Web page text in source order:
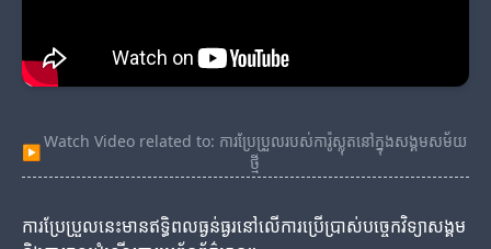
▶
Watch Video related to: ការប្រែប្រួលរបស់ការ៉ូស្លុតនៅក្នុងសង្គមសម័យ
ថ្មី
ការប្រែប្រួលនេះមានឥទ្ធិពលធ្ងន់ធ្ងរនៅលើការប្រើប្រាស់បច្ចេកវិទ្យាសង្គម